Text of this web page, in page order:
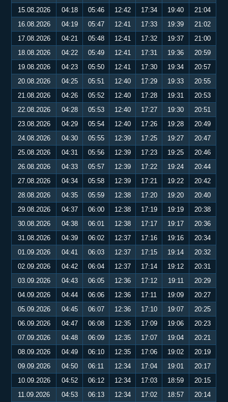
15.08.2026
04:18 05:46 12:42 17:34 19:40
21:04
16.08.2026
04:19 05:47 12:41 17:33 19:39
21:02
17.08.2026
04:21 05:48 12:41 17:32 19:37
21:00
18.08.2026
04:22 05:49 12:41 17:31 19:36
20:59
19.08.2026
04:23 05:50 12:41 17:30 19:34
20:57
20.08.2026
04:25 05:51 12:40 17:29 19:33
20:55
21.08.2026
04:26 05:52 12:40 17:28 19:31
20:53
22.08.2026
04:28 05:53 12:40 17:27 19:30
20:51
23.08.2026
04:29 05:54 12:40 17:26 19:28
20:49
24.08.2026
04:30 05:55 12:39 17:25 19:27
20:47
25.08.2026
04:31 05:56 12:39 17:23 19:25
20:46
26.08.2026
04:33 05:57 12:39 17:22 19:24
20:44
27.08.2026
04:34 05:58 12:39 17:21 19:22
20:42
28.08.2026
04:35 05:59 12:38 17:20 19:20
20:40
29.08.2026
04:37 06:00 12:38 17:19 19:19
20:38
30.08.2026
04:38 06:01 12:38 17:17 19:17
20:36
31.08.2026
04:39 06:02 12:37 17:16 19:16
20:34
01.09.2026
04:41 06:03 12:37 17:15 19:14
20:32
02.09.2026
04:42 06:04 12:37 17:14 19:12
20:31
03.09.2026
04:43 06:05 12:36 17:12 19:11
20:29
04.09.2026
04:44 06:06 12:36 17:11 19:09
20:27
05.09.2026
04:45 06:07 12:36 17:10 19:07
20:25
06.09.2026
04:47 06:08 12:35 17:09 19:06
20:23
07.09.2026
04:48 06:09 12:35 17:07 19:04
20:21
08.09.2026
04:49 06:10 12:35 17:06 19:02
20:19
09.09.2026
04:50 06:11 12:34 17:04 19:01
20:17
10.09.2026
04:52 06:12 12:34 17:03 18:59
20:15
11.09.2026
04:53 06:13 12:34 17:02 18:57
20:14